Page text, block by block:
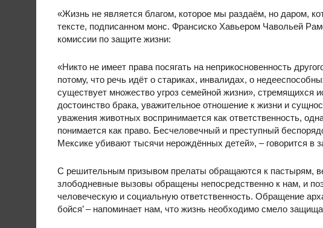
«Жизнь не является благом, которое мы раздаём, но даром,
тексте, подписанном монс. Франсиско Хавьером Чавольей
комиссии по защите жизни:
«Никто не имеет права посягать на неприкосновенность
потому, что речь идёт о стариках, инвалидах, о
существует множество угроз семейной жизни», стремящихся
достоинство брака, уважительное отношение к жизни и
уважения животных воспринимается как ответственность,
понимается как право. Бесчеловечный и преступный
Мексике убивают тысячи нерождённых детей», – говорится в
С решительным призывом прелаты обращаются к пастырям,
злободневные вызовы обращены непосредственно к нам, и
человеческую и социальную ответственность. Обращение
бойся’ – напоминает нам, что жизнь необходимо смело